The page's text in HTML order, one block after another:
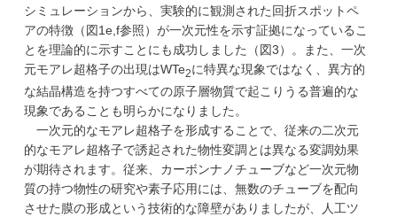
シミュレーションから、実験的に観測された回折スポットペ
アの特徴（図1e,f参照）が一次元性を示す証拠になっているこ
とを理論的に示すことにも成功しました（図3）。また、一次
元モアレ超格子の出現はWTe2に特異な現象ではなく、異方的
な結晶構造を持つすべての原子層物質で起こりうる普遍的な
現象であることも明らかになりました。
一次元的なモアレ超格子を形成することで、従来の二次元
的なモアレ超格子で誘起された物性変調とは異なる変調効果
が期待されます。従来、カーボンナノチューブなど一次元物
質の持つ物性の研究や素子応用には、無数のチューブを配向
させた膜の形成という技術的な障壁がありましたが、人工ツ